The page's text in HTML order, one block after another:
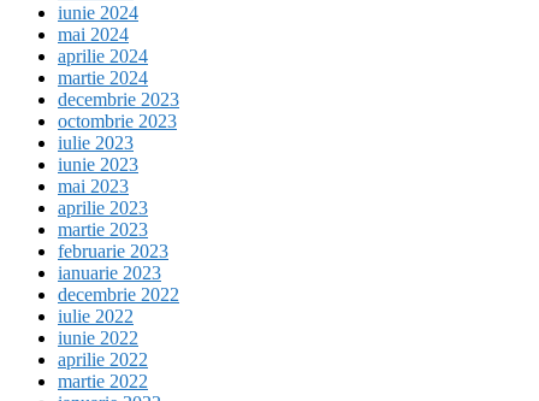
iunie 2024
mai 2024
aprilie 2024
martie 2024
decembrie 2023
octombrie 2023
iulie 2023
iunie 2023
mai 2023
aprilie 2023
martie 2023
februarie 2023
ianuarie 2023
decembrie 2022
iulie 2022
iunie 2022
aprilie 2022
martie 2022